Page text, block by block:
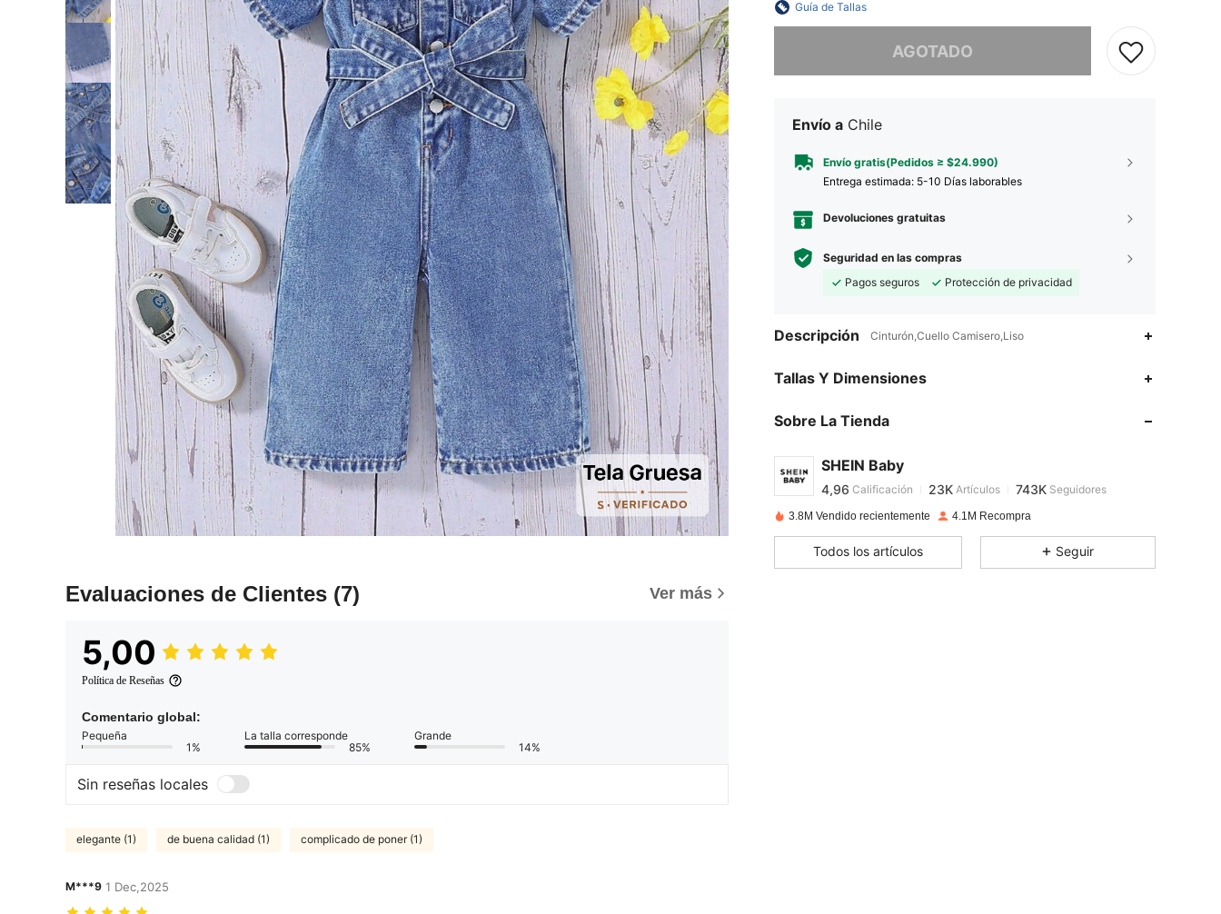
Evaluaciones de Clientes (7) Ver más
5,00
Política de Reseñas
Comentario global:
Pequeña
1%
La talla corresponde
85%
Grande
14%
Sin reseñas locales
elegante (1) de buena calidad (1) complicado de poner (1)
M***9 1 Dec,2025
Guía de Tallas
AGOTADO
Envío a Chile
Envío gratis(Pedidos ≥ $24.990)
Entrega estimada: 5-10 Días laborables
Devoluciones gratuitas
Seguridad en las compras
Pagos seguros
Protección de privacidad
Descripción Cinturón,Cuello Camisero,Liso
Tallas Y Dimensiones
Sobre La Tienda
SHEIN Baby
4,96
4,96
Calificación
a***2pagó Hace 1 día
4,96 23K 743K
3.8M Vendido recientemente 4.1M Recompra
Todos los artículos Seguir